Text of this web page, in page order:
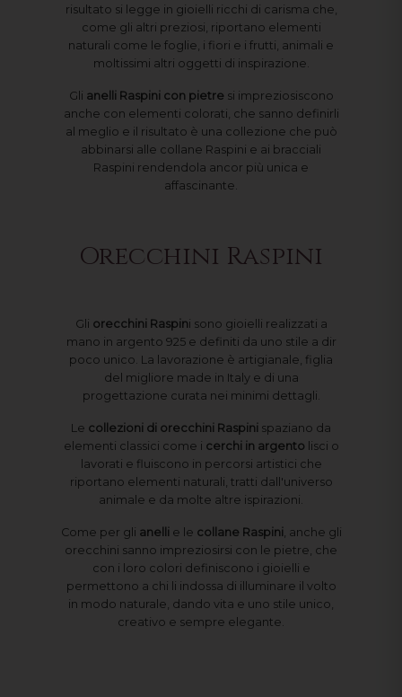
risultato si legge in gioielli ricchi di carisma che,
come gli altri preziosi, riportano elementi
naturali come le foglie, i fiori e i frutti, animali e
moltissimi altri oggetti di inspirazione.
Gli anelli Raspini con pietre si impreziosiscono
anche con elementi colorati, che sanno definirli
al meglio e il risultato è una collezione che può
abbinarsi alle collane Raspini e ai bracciali
Raspini rendendola ancor più unica e
affascinante.
Orecchini Raspini
Gli orecchini Raspini sono gioielli realizzati a
mano in argento 925 e definiti da uno stile a dir
poco unico. La lavorazione è artigianale, figlia
del migliore made in Italy e di una
progettazione curata nei minimi dettagli.
Le collezioni di orecchini Raspini spaziano da
elementi classici come i cerchi in argento lisci o
lavorati e fluiscono in percorsi artistici che
riportano elementi naturali, tratti dall'universo
animale e da molte altre ispirazioni.
Come per gli anellie le collane Raspini, anche gli
orecchini sanno impreziosirsi con le pietre, che
con i loro colori definiscono i gioielli e
permettono a chi li indossa di illuminare il volto
in modo naturale, dando vita e uno stile unico,
creativo e sempre elegante.